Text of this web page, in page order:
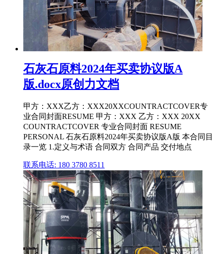
石灰石原料2024年买卖协议版A
版.docx原创力文档
甲方：XXX乙方：XXX20XXCOUNTRACTCOVER专
业合同封面RESUME 甲方：XXX 乙方：XXX 20XX
COUNTRACTCOVER 专业合同封面 RESUME
PERSONAL 石灰石原料2024年买卖协议版A版 本合同目
录一览 1.定义与术语 合同双方 合同产品 交付地点
联系电话: 180 3780 8511